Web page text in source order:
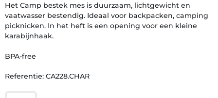
Het Camp bestek mes is duurzaam, lichtgewicht en
vaatwasser bestendig. Ideaal voor backpacken, camping
picknicken. In het heft is een opening voor een kleine
karabijnhaak.
BPA-free
Referentie: CA228.CHAR